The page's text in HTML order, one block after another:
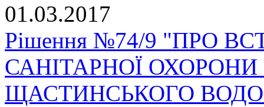
01.03.2017
Рішення №74/9 "ПРО
САНІТАРНОЇ
ЩАСТИНСЬКОГО